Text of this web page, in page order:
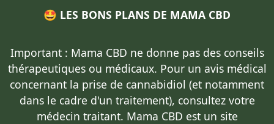
🤩 LES BONS PLANS DE MAMA CBD
Important : Mama CBD ne donne pas des conseils
thérapeutiques ou médicaux. Pour un avis médical
concernant la prise de cannabidiol (et notamment
dans le cadre d'un traitement), consultez votre
médecin traitant. Mama CBD est un site